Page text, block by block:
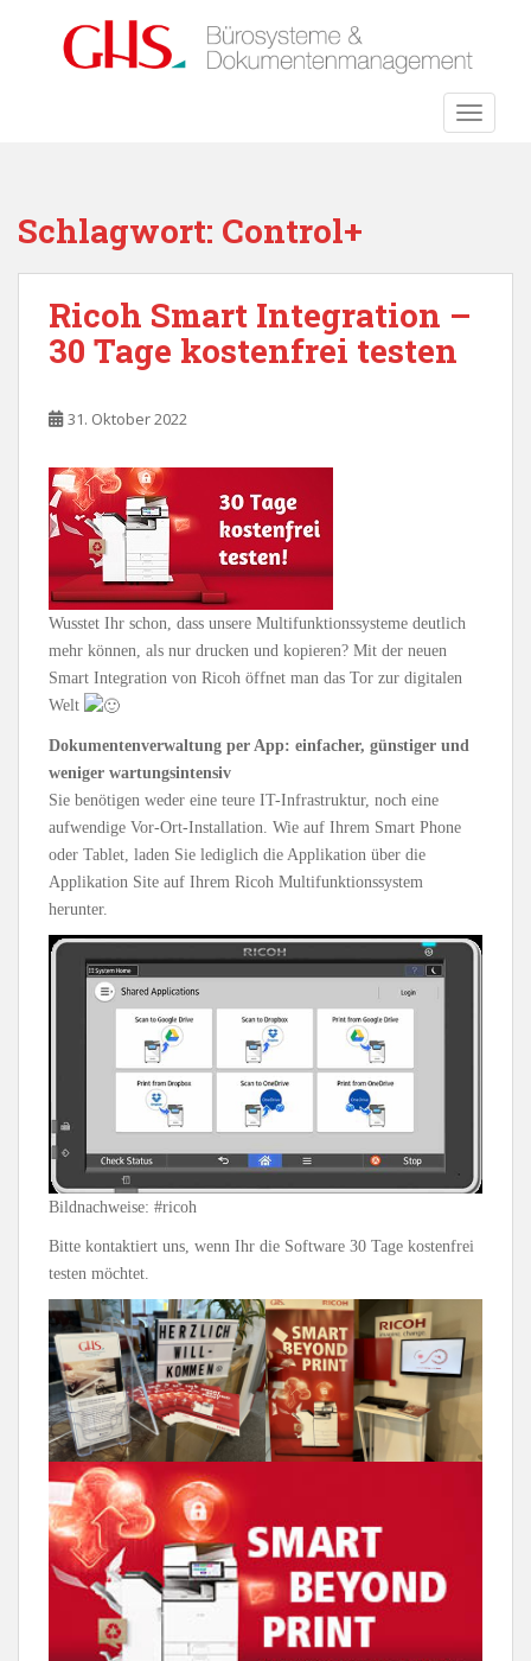
Schlagwort: Control+
Ricoh Smart Integration –
30 Tage kostenfrei testen
31. Oktober 2022
Wusstet Ihr schon, dass unsere Multifunktionssysteme deutlich
mehr können, als nur drucken und kopieren? Mit der neuen
Smart Integration von Ricoh öffnet man das Tor zur digitalen
Welt
Dokumentenverwaltung per App: einfacher, günstiger und
weniger wartungsintensiv
Sie benötigen weder eine teure IT-Infrastruktur, noch eine
aufwendige Vor-Ort-Installation. Wie auf Ihrem Smart Phone
oder Tablet, laden Sie lediglich die Applikation über die
Applikation Site auf Ihrem Ricoh Multifunktionssystem
herunter.
Bildnachweise: #ricoh
Bitte kontaktiert uns, wenn Ihr die Software 30 Tage kostenfrei
testen möchtet.